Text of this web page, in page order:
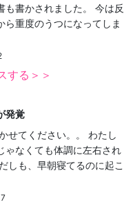
も書かされました。 今は反
重度のうつになってしま
する＞＞
発覚
せてください。。 わたし
ゃなくても体調に左右され
しも、早朝寝てるのに起こ